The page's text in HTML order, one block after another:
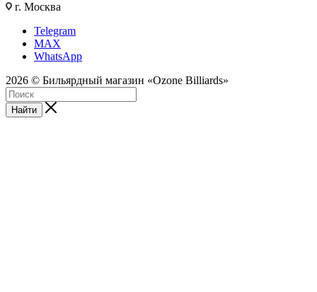
г. Москва
Telegram
MAX
WhatsApp
2026 © Бильярдный магазин «Ozone Billiards»
Найти